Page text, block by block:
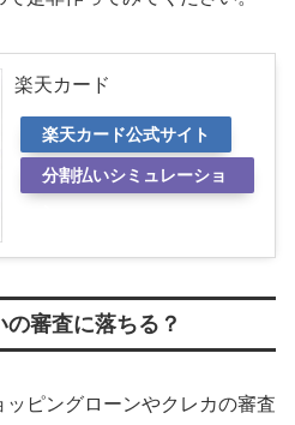
楽天カード
楽天カード公式サイト
分割払いシミュレーショ
審査に落ちる？
ピングローンやクレカの審査